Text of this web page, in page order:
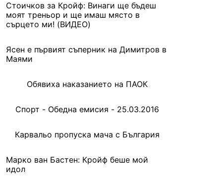
Стоичков за Кройф: Винаги ще бъдеш
моят треньор и ще имаш място в
сърцето ми! (ВИДЕО)
Ясен е първият съперник на Димитров в
Маями
Обявиха наказанието на ПАОК
Спорт - Обедна емисия - 25.03.2016
Карвальо пропуска мача с България
Марко ван Бастен: Кройф беше мой
идол